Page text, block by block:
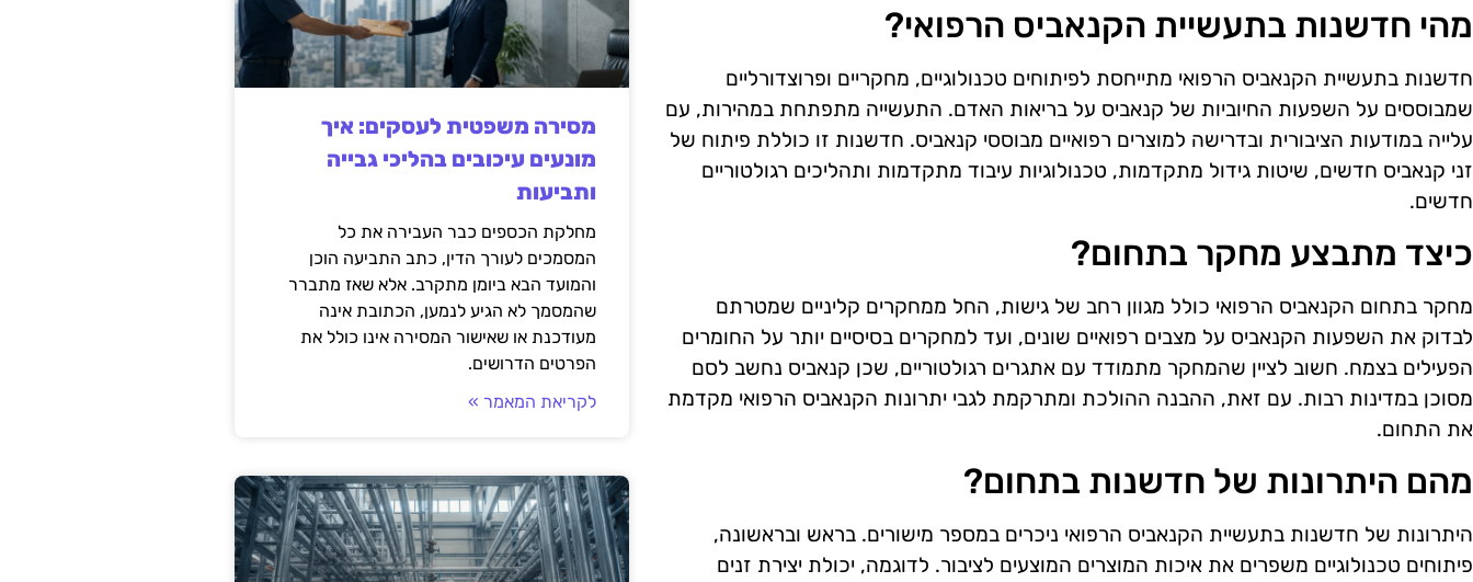
מהי חדשנות בתעשיית הקנאביס הרפואי?
חדשנות בתעשיית הקנאביס הרפואי מתייחסת לפיתוחים טכנולוגיים, מחקריים ופרוצדורליים
שמבוססים על השפעות החיוביות של קנאביס על בריאות האדם. התעשייה מתפתחת במהירות, עם
עלייה במודעות הציבורית ובדרישה למוצרים רפואיים מבוססי קנאביס. חדשנות זו כוללת פיתוח של
זני קנאביס חדשים, שיטות גידול מתקדמות, טכנולוגיות עיבוד מתקדמות ותהליכים רגולטוריים
חדשים.
כיצד מתבצע מחקר בתחום?
מחקר בתחום הקנאביס הרפואי כולל מגוון רחב של גישות, החל ממחקרים קליניים שמטרתם
לבדוק את השפעות הקנאביס על מצבים רפואיים שונים, ועד למחקרים בסיסיים יותר על החומרים
הפעילים בצמח. חשוב לציין שהמחקר מתמודד עם אתגרים רגולטוריים, שכן קנאביס נחשב לסם
מסוכן במדינות רבות. עם זאת, ההבנה ההולכת ומתרקמת לגבי יתרונות הקנאביס הרפואי מקדמת
את התחום.
מהם היתרונות של חדשנות בתחום?
היתרונות של חדשנות בתעשיית הקנאביס הרפואי ניכרים במספר מישורים. בראש ובראשונה,
פיתוחים טכנולוגיים משפרים את איכות המוצרים המוצעים לציבור. לדוגמה, יכולת יצירת זנים
מסירה משפטית לעסקים: איך
מונעים עיכובים בהליכי גבייה
ותביעות
מחלקת הכספים כבר העבירה את כל
המסמכים לעורך הדין, כתב התביעה הוכן
והמועד הבא ביומן מתקרב. אלא שאז מתברר
שהמסמך לא הגיע לנמען, הכתובת אינה
מעודכנת או שאישור המסירה אינו כולל את
הפרטים הדרושים.
לקריאת המאמר »